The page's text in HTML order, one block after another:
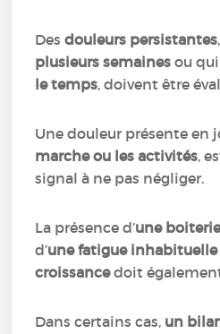
Desdouleurs persistantes
plusieurs semaines ou
le temps, doivent être
Une douleur présente en
marche ou les activités,
signal à ne pas négliger.
La présence d’une
d’une fatigue inhabituelle
croissancedoit
Dans certains cas, un